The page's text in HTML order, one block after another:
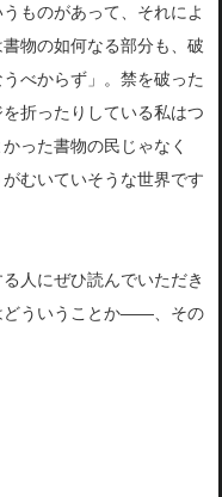
ものがあって、それによ
物の如何なる部分も、破
べからず」。禁を破った
折ったりしている私はつ
った書物の民じゃなく
むいていそうな世界です
人にぜひ読んでいただき
どういうことか――、その